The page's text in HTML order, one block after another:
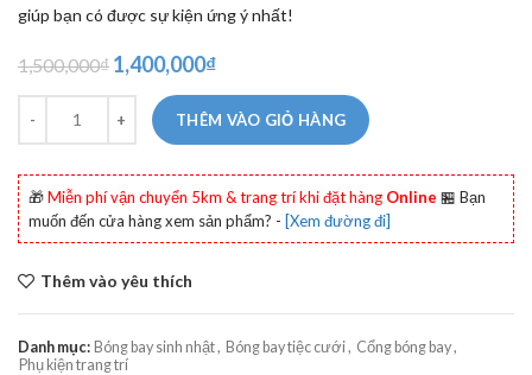
giúp bạn có được sự kiện ứng ý nhất!
1,500,000₫ Giá
là:
1,500,000₫.
1,400,000₫Giá
tại
THÊM VÀO GIỎ HÀNG
🎁Miễn phí vận chuyển 5km & trang trí khi đặt hàng Online 🏪 Bạn
muốn đến cửa hàng xem sản phẩm? - [Xem đường đi]
Thêm vào yêu thích
Danh mục: Bóng bay sinh nhật, Bóng bay tiệc cưới, Cổng bóng bay,
Phụ kiện trang trí